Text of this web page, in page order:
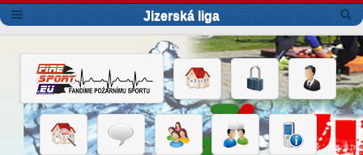
Jizerská liga